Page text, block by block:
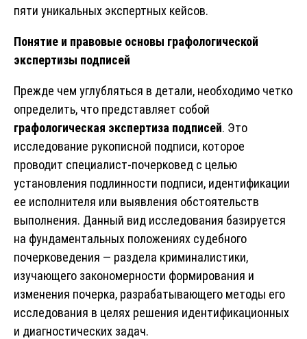
пяти уникальных экспертных кейсов.
Понятие и правовые основы графологической
экспертизы подписей
Прежде чем углубляться в детали, необходимо четко
определить, что представляет собой
графологическая экспертиза подписей. Это
исследование рукописной подписи, которое
проводит специалист-почерковед с целью
установления подлинности подписи, идентификации
ее исполнителя или выявления обстоятельств
выполнения. Данный вид исследования базируется
на фундаментальных положениях судебного
почерковедения — раздела криминалистики,
изучающего закономерности формирования и
изменения почерка, разрабатывающего методы его
исследования в целях решения идентификационных
и диагностических задач.